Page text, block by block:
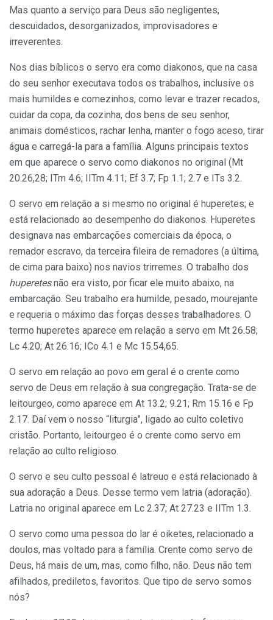
Mas quanto a serviço para Deus são negligentes,
descuidados, desorganizados, improvisadores e
irreverentes.
Nos dias bíblicos o servo era como diakonos, que na casa
do seu senhor executava todos os trabalhos, inclusive os
mais humildes e comezinhos, como levar e trazer recados,
cuidar da copa, da cozinha, dos bens de seu senhor,
animais domésticos, rachar lenha, manter o fogo aceso, tirar
água e carregá-la para a família. Alguns principais textos
em que aparece o servo como diakonos no original (Mt
20.26,28; ITm 4.6; IITm 4.11; Ef 3.7; Fp 1.1; 2.7 e ITs 3.2.
O servo em relação a si mesmo no original é huperetes; e
está relacionado ao desempenho do diakonos. Huperetes
designava nas embarcações comerciais da época, o
remador escravo, da terceira fileira de remadores (a última,
de cima para baixo) nos navios trirremes. O trabalho dos
huperetesnão era visto, por ficar ele muito abaixo, na
embarcação. Seu trabalho era humilde, pesado, mourejante
e requeria o máximo das forças desses trabalhadores. O
termo huperetes aparece em relação a servo em Mt 26.58;
Lc 4.20; At 26.16; ICo 4.1 e Mc 15.54,65.
O servo em relação ao povo em geral é o crente como
servo de Deus em relação à sua congregação. Trata-se de
leitourgeo, como aparece em At 13.2; 9.21; Rm 15.16 e Fp
2.17. Daí vem o nosso “liturgia”, ligado ao culto coletivo
cristão. Portanto, leitourgeo é o crente como servo em
relação ao culto religioso.
O servo e seu culto pessoal é latreuo e está relacionado à
sua adoração a Deus. Desse termo vem latria (adoração).
Latria no original aparece em Lc 2.37; At 27.23 e IITm 1.3.
O servo como uma pessoa do lar é oiketes, relacionado a
doulos, mas voltado para a família. Crente como servo de
Deus, há mais de um, mas, como filho, não. Deus não tem
afilhados, prediletos, favoritos. Que tipo de servo somos
nós?